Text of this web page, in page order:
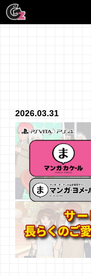
2026.03.31